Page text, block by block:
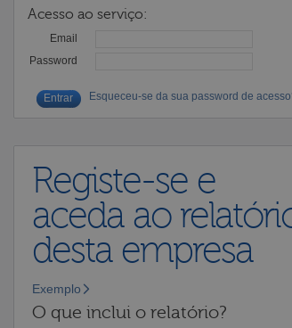
Acesso ao serviço:
Email
Password
Esqueceu-se da sua password de
Registe-se e
aceda ao
desta empresa
Exemplo
O que inclui o relatório?